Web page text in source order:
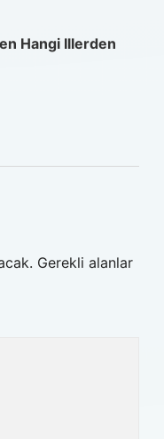
Hangi Illerden
Gerekli alanlar